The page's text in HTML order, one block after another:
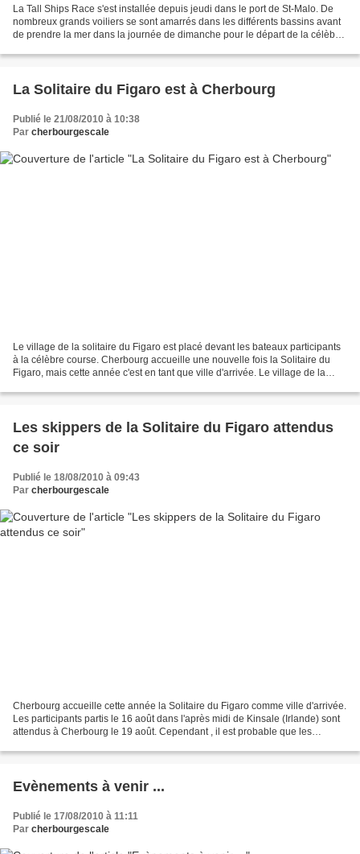
La Tall Ships Race s'est installée depuis jeudi dans le port de St-Malo. De
nombreux grands voiliers se sont amarrés dans les différents bassins avant
de prendre la mer dans la journée de dimanche pour le départ de la célèbre
La Solitaire du Figaro est à Cherbourg
Publié le 21/08/2010 à 10:38
Par cherbourgescale
Le village de la solitaire du Figaro est placé devant les bateaux participants
à la célèbre course. Cherbourg accueille une nouvelle fois la Solitaire du
Figaro, mais cette année c'est en tant que ville d'arrivée. Le village de la
Les skippers de la Solitaire du Figaro attendus
ce soir
Publié le 18/08/2010 à 09:43
Par cherbourgescale
Cherbourg accueille cette année la Solitaire du Figaro comme ville d'arrivée.
Les participants partis le 16 août dans l'après midi de Kinsale (Irlande) sont
attendus à Cherbourg le 19 août. Cependant , il est probable que les
Evènements à venir ...
Publié le 17/08/2010 à 11:11
Par cherbourgescale